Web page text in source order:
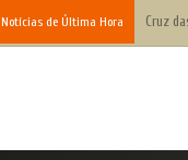
Notícias de Última Hora Defesa